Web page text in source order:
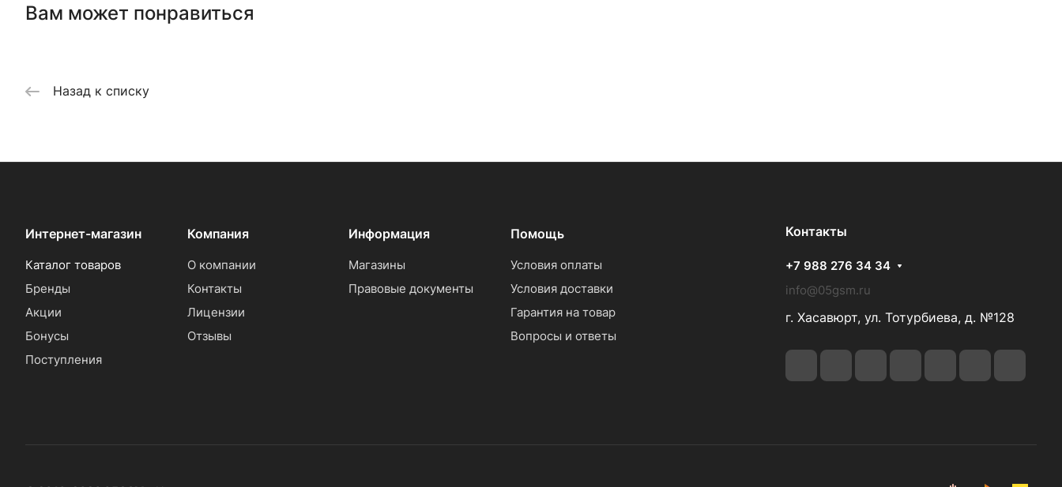
Вам может понравиться
Назад к списку
Интернет-магазин
Каталог товаров
Бренды
Акции
Бонусы
Поступления
Компания
О компании
Контакты
Лицензии
Отзывы
Информация
Магазины
Правовые документы
Помощь
Условия оплаты
Условия доставки
Гарантия на товар
Вопросы и ответы
Контакты
+7 988 276 34 34
info@05gsm.ru
г. Хасавюрт, ул. Тотурбиева, д. №128